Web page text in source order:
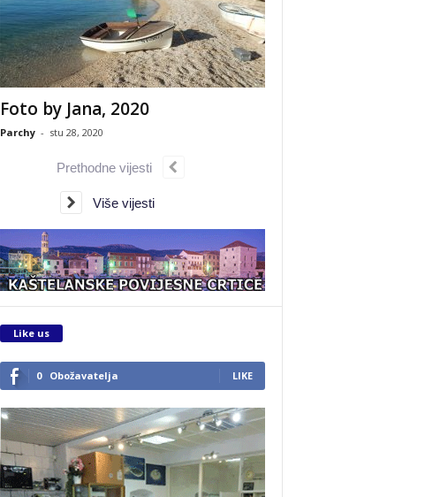
Foto by Jana, 2020
Parchy - stu 28, 2020
Prethodne vijesti
Više vijesti
Like us
0 Obožavatelja LIKE